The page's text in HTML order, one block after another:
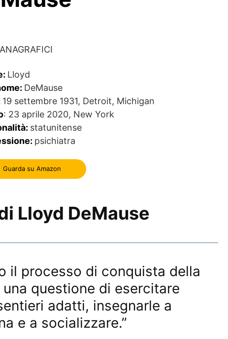
Lloyd
DeMause
19 settembre 1931, Detroit, Michigan
: 23 aprile 2020, New York
statunitense
psichiatra
Guarda su Amazon
Lloyd DeMause
il processo di conquista della
questione di esercitare
adatti, insegnarle a
e a socializzare.”